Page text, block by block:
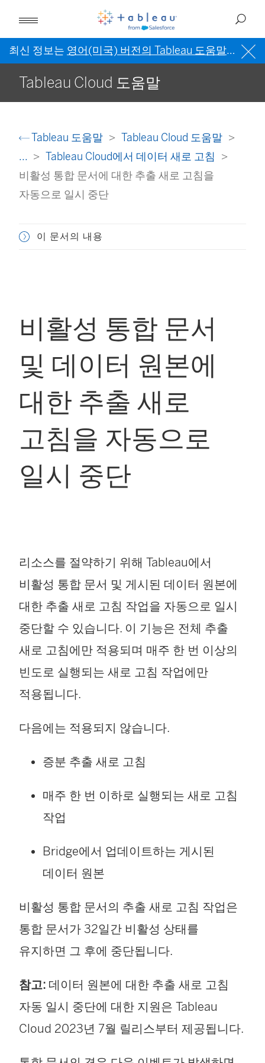
최신 정보는 영어(미국) 버전의 Tableau 도움말을 참조
Tableau Cloud 도움말
Tableau 도움말
Tableau Cloud 도움말
...
Tableau Cloud에서 데이터 새로 고침
비활성 통합 문서에 대한 추출 새로 고침을
자동으로 일시 중단
이 문서의 내용
비활성 통합 문서
및 데이터 원본에
대한 추출 새로
고침을 자동으로
일시 중단
리소스를 절약하기 위해 Tableau에서
비활성 통합 문서 및 게시된 데이터 원본에
대한 추출 새로 고침 작업을 자동으로 일시
중단할 수 있습니다. 이 기능은 전체 추출
새로 고침에만 적용되며 매주 한 번 이상의
빈도로 실행되는 새로 고침 작업에만
적용됩니다.
다음에는 적용되지 않습니다.
증분 추출 새로 고침
매주 한 번 이하로 실행되는 새로 고침
작업
Bridge에서 업데이트하는 게시된
데이터 원본
비활성 통합 문서의 추출 새로 고침 작업은
통합 문서가 32일간 비활성 상태를
유지하면 그 후에 중단됩니다.
참고: 데이터 원본에 대한 추출 새로 고침
자동 일시 중단에 대한 지원은 Tableau
Cloud 2023년 7월 릴리스부터 제공됩니다.